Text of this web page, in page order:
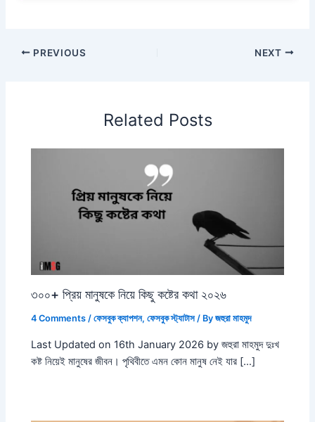
PREVIOUS NEXT
Related Posts
৩০০+ প্রিয় মানুষকে নিয়ে কিছু কষ্টের কথা ২০২৬
4 Comments /ফেসবুক ক্যাপশন,ফেসবুক স্ট্যাটাস/ Byজহুরা মাহমুদ
Last Updated on 16th January 2026 by জহুরা মাহমুদ দুঃখ
কষ্ট নিয়েই মানুষের জীবন। পৃথিবীতে এমন কোন মানুষ নেই যার […]